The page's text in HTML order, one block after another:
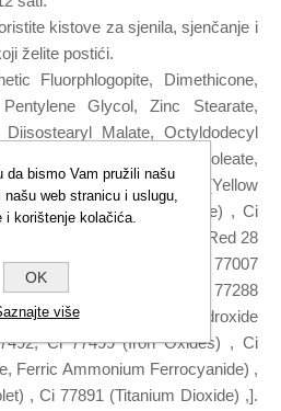
kistove za sjenila, sjenčanje i
želite postići.
Fluorphlogopite, Dimethicone,
Glycol, Zinc Stearate,
Malate, Octyldodecyl
Acetate, Sorbitan Sesquioleate,
7, Red 7 Lake), Ci 15985 (Yellow
(Yellow 5, Yellow 5 Lake) , Ci
(Red 27, Red 27 Lake, Red 28
30, Red 30 Lake) , Ci 77007
(Bismuth Oxychloride) , Ci 77288
, Ci 77289 (Chromium Hydroxide
Ci 77499 (Iron Oxides) , Ci
Ferric Ammonium Ferrocyanide) ,
, Ci 77891 (Titanium Dioxide) ,].
da bismo Vam pružili našu
web stranicu i uslugu,
i korištenje kolačića.
OK
više